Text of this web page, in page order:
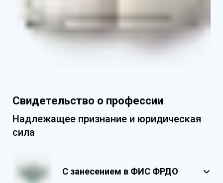
Свидетельство о профессии
Надлежащее признание и юридическая
сила
С занесением в ФИС ФРДО